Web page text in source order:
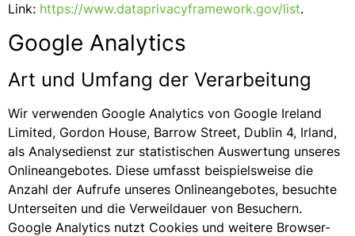
Link: https://www.dataprivacyframework.gov/list.
Google Analytics
Art und Umfang der Verarbeitung
Wir verwenden Google Analytics von Google Ireland
Limited, Gordon House, Barrow Street, Dublin 4, Irland,
als Analysedienst zur statistischen Auswertung unseres
Onlineangebotes. Diese umfasst beispielsweise die
Anzahl der Aufrufe unseres Onlineangebotes, besuchte
Unterseiten und die Verweildauer von Besuchern.
Google Analytics nutzt Cookies und weitere Browser-